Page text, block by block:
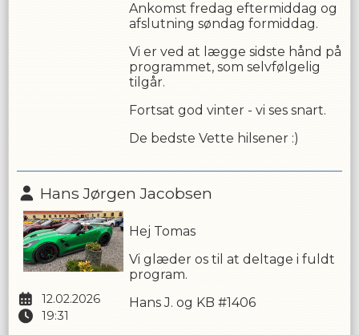
Ankomst fredag eftermiddag og
afslutning søndag formiddag.
Vi er ved at lægge sidste hånd på
programmet, som selvfølgelig
tilgår.
Fortsat god vinter - vi ses snart.
De bedste Vette hilsener :)
Hans Jørgen Jacobsen
12.02.2026
19:31
Hej Tomas
Vi glæder os til at deltage i fuldt
program.
Hans J. og KB #1406